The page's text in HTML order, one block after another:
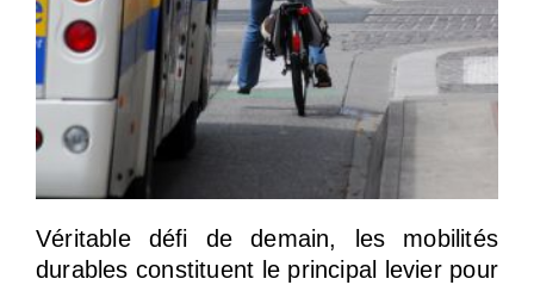
Véritable défi de demain, les mobilités
durables constituent le principal levier pour